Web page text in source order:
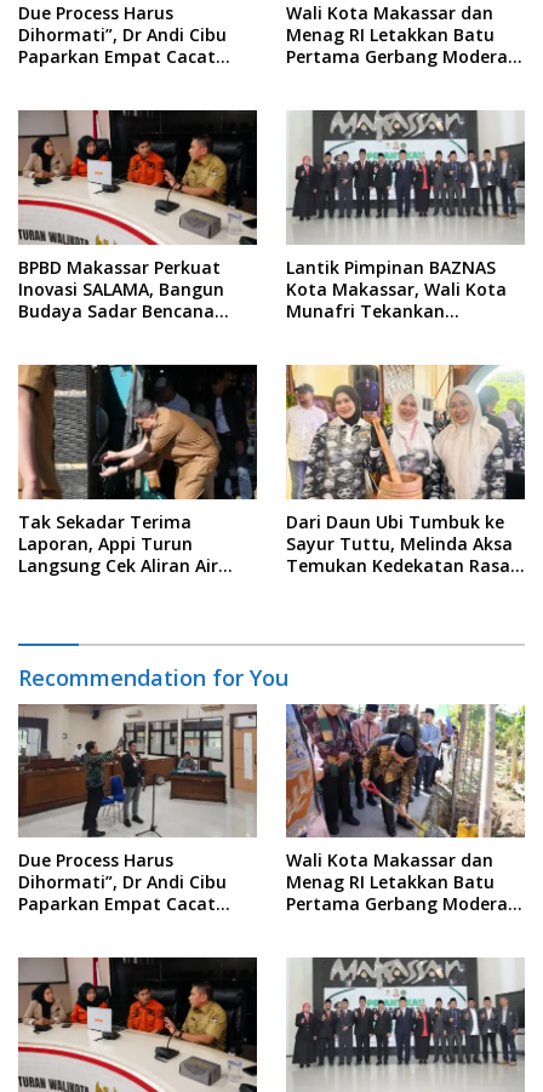
Due Process Harus
Dihormati”, Dr Andi Cibu
Paparkan Empat Cacat
Wali Kota Makassar dan
Menag RI Letakkan Batu
Pertama Gerbang Moderasi
BPBD Makassar Perkuat
Inovasi SALAMA, Bangun
Budaya Sadar Bencana
Lantik Pimpinan BAZNAS
Kota Makassar, Wali Kota
Munafri Tekankan
Data
Tak Sekadar Terima
Laporan, Appi Turun
Langsung Cek Aliran Air
Dari Daun Ubi Tumbuk ke
Sayur Tuttu, Melinda Aksa
Temukan Kedekatan Rasa
Recommendation for You
Due Process Harus
Dihormati”, Dr Andi Cibu
Paparkan Empat Cacat
Wali Kota Makassar dan
Menag RI Letakkan Batu
Pertama Gerbang Moderasi